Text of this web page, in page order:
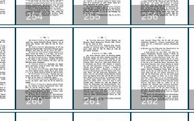
254 255 256
260 261 262